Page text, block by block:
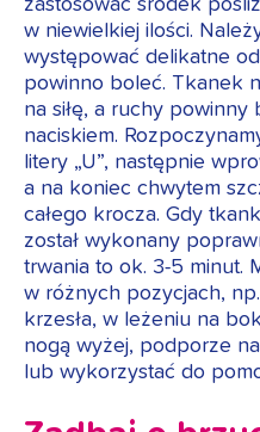
zastosować środek
w niewielkiej ilości.
występować delikatne
powinno boleć. Tkanek
na siłę, a ruchy
naciskiem.
litery „U”, następnie
a na koniec chwytem
całego krocza. Gdy
został wykonany
trwania to ok. 3-5 minut.
w różnych pozycjach,
krzesła, w leżeniu na
nogą wyżej, podporze
lub wykorzystać do